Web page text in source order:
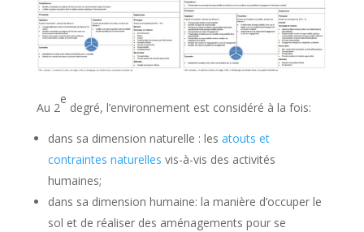
Au 2
e
degré, l’environnement est considéré à la fois:
dans sa dimension naturelle : les atouts et
contraintes naturelles vis-à-vis des activités
humaines;
dans sa dimension humaine: la manière d’occuper le
sol et de réaliser des aménagements pour se